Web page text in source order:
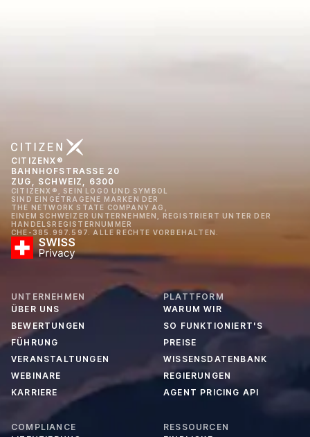
CITIZENX®
BAHNHOFSTRASSE 20
ZUG, SCHWEIZ, 6300
CITIZENX®, SEIN LOGO UND SYMBOL
SIND EINGETRAGENE MARKEN DER
THE NETWORK STATE COMPANY AG,
EINEM SCHWEIZER UNTERNEHMEN, REGISTRIERT UNTER DER
HANDELSREGISTERNUMMER
CHE-385.997.597. ALLE RECHTE VORBEHALTEN.
UNTERNEHMEN
ÜBER UNS
BEWERTUNGEN
FÜHRUNG
VERANSTALTUNGEN
WEBINARE
KARRIERE
PLATTFORM
WARUM WIR
SO FUNKTIONIERT'S
PREISE
WISSENSDATENBANK
REGIERUNGEN
AGENT PRICING API
COMPLIANCE
RESSOURCEN